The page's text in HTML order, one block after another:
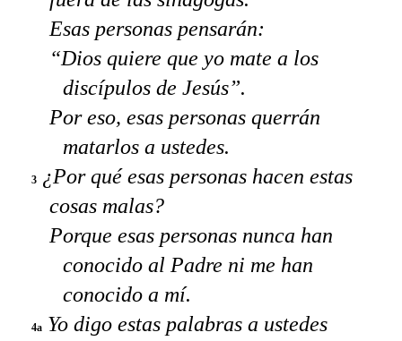
Esas personas pensarán:
“Dios quiere que yo mate a los
discípulos de Jesús”.
Por eso, esas personas querrán
matarlos a ustedes.
3 ¿Por qué esas personas hacen estas
cosas malas?
Porque esas personas nunca han
conocido al Padre ni me han
conocido a mí.
4a Yo digo estas palabras a ustedes